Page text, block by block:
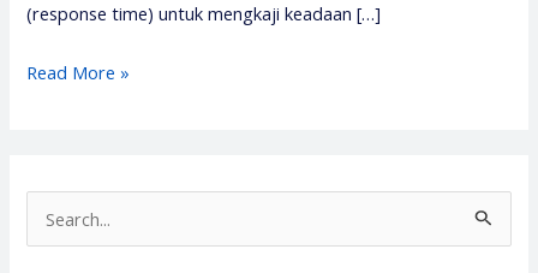
(response time) untuk mengkaji keadaan […]
Pelatihan
–
Media
Read More »
e